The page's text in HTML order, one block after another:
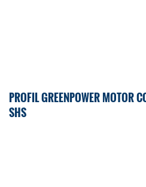
PROFIL GREENPOWER MOTOR
SHS